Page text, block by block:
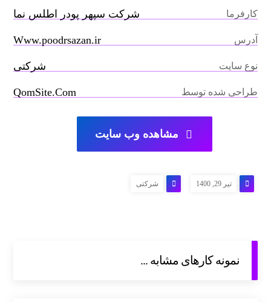
کارفرما شرکت سپهر پودر اطلس نما
آدرس Www.poodrsazan.ir
نوع سایت شرکتی
طراحی شده توسط QomSite.Com
مشاهده وب سایت
تیر 29, 1400 شرکتی
نمونه کارهای مشابه ...